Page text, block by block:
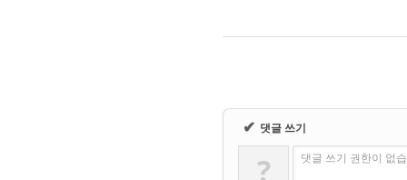
✔ 댓글 쓰기
? 댓글 쓰기 권한이 없